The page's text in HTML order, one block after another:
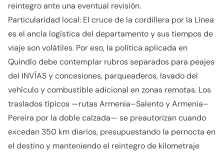
reintegro ante una eventual revisión.
Particularidad local: El cruce de la cordillera por la Línea
es el ancla logística del departamento y sus tiempos de
viaje son volátiles. Por eso, la política aplicada en
Quindío debe contemplar rubros separados para peajes
del INVÍAS y concesiones, parqueaderos, lavado del
vehículo y combustible adicional en zonas remotas. Los
traslados típicos —rutas Armenia–Salento y Armenia–
Pereira por la doble calzada— se preautorizan cuando
excedan 350 km diarios, presupuestando la pernocta en
el destino y manteniendo el reintegro de kilometraje